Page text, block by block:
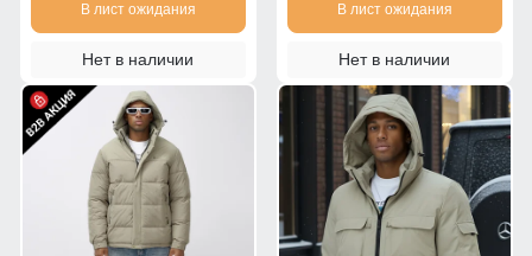
В лист ожидания
Нет в наличии
В лист ожидания
Нет в наличии